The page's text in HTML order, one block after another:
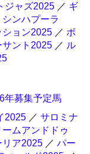
ジャズ2025 ／ ギ
シンハプーラ
ション2025 ／ ボ
サント2025 ／ ル
年募集予定馬
2025 ／ サロミナ
ームアンドドゥ
リア2025 ／ パー